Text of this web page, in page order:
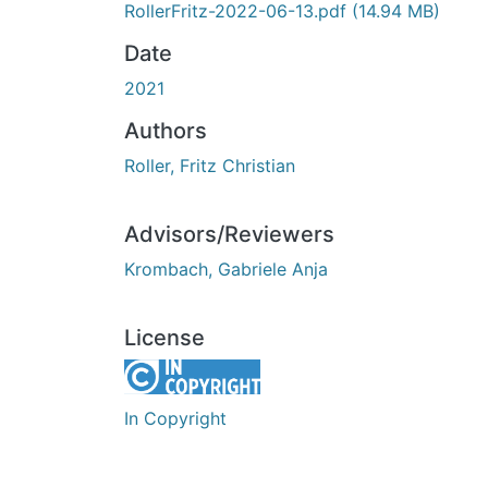
RollerFritz-2022-06-13.pdf (14.94 MB)
Date
2021
Authors
Roller, Fritz Christian
Advisors/Reviewers
Krombach, Gabriele Anja
License
In Copyright